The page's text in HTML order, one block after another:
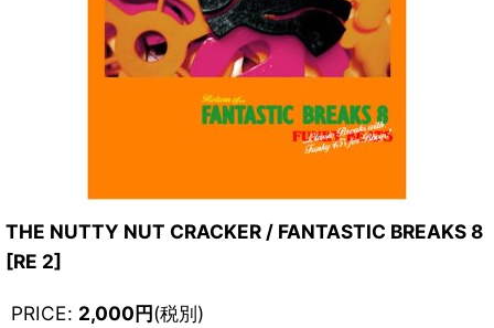
THE NUTTY NUT CRACKER / FANTASTIC BREAKS 8
[RE 2]
PRICE: 2,000円(税別)